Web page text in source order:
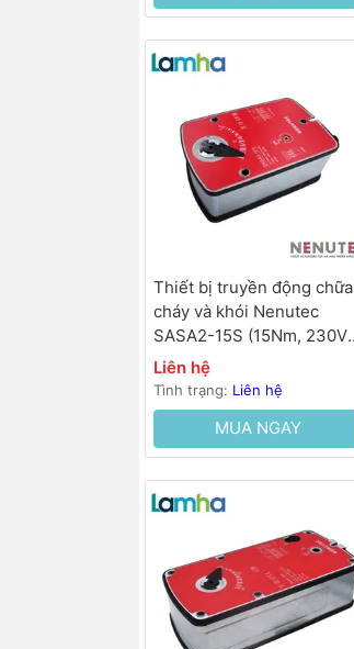
Thiết bị truyền động chữa
cháy và khói Nenutec
SASA2-15S (15Nm, 230V
AC,<30s)
Liên hệ
Tình trạng: Liên hệ
MUA NGAY